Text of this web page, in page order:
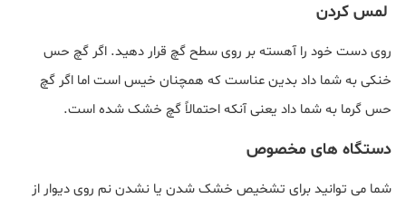
لمس کردن
روی دست خود را آهسته بر روی سطح گچ قرار دهید. اگر گچ حس
خنکی به شما داد بدین عناست که همچنان خیس است اما اگر گچ
حس گرما به شما داد یعنی آنکه احتمالاً گچ خشک شده است.
دستگاه های مخصوص
شما می توانید برای تشخیص خشک شدن یا نشدن نم روی دیوار از